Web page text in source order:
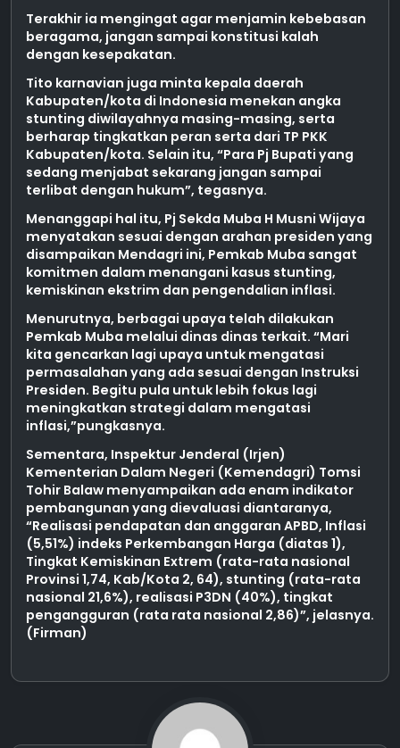
Terakhir ia mengingat agar menjamin kebebasan
beragama, jangan sampai konstitusi kalah
dengan kesepakatan.
Tito karnavian juga minta kepala daerah
Kabupaten/kota di Indonesia menekan angka
stunting diwilayahnya masing-masing, serta
berharap tingkatkan peran serta dari TP PKK
Kabupaten/kota. Selain itu, “Para Pj Bupati yang
sedang menjabat sekarang jangan sampai
terlibat dengan hukum”, tegasnya.
Menanggapi hal itu, Pj Sekda Muba H Musni Wijaya
menyatakan sesuai dengan arahan presiden yang
disampaikan Mendagri ini, Pemkab Muba sangat
komitmen dalam menangani kasus stunting,
kemiskinan ekstrim dan pengendalian inflasi.
Menurutnya, berbagai upaya telah dilakukan
Pemkab Muba melalui dinas dinas terkait. “Mari
kita gencarkan lagi upaya untuk mengatasi
permasalahan yang ada sesuai dengan Instruksi
Presiden. Begitu pula untuk lebih fokus lagi
meningkatkan strategi dalam mengatasi
inflasi,”pungkasnya.
Sementara, Inspektur Jenderal (Irjen)
Kementerian Dalam Negeri (Kemendagri) Tomsi
Tohir Balaw menyampaikan ada enam indikator
pembangunan yang dievaluasi diantaranya,
“Realisasi pendapatan dan anggaran APBD, Inflasi
(5,51%) indeks Perkembangan Harga (diatas 1),
Tingkat Kemiskinan Extrem (rata-rata nasional
Provinsi 1,74, Kab/Kota 2, 64), stunting (rata-rata
nasional 21,6%), realisasi P3DN (40%), tingkat
pengangguran (rata rata nasional 2,86)”, jelasnya.
(Firman)